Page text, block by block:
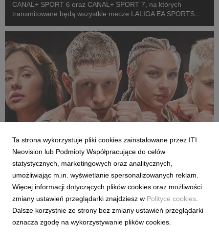
CANAL+ SPORT 6 oraz CANAL+ SPORT 7, na których
transmitowane będą wszystkie mecze LALIGA EA SPORTS.
pierwszej kolejki sezonu 2026/27 ligi hiszpańskiej, po formaln...
SPORT
Pełne walki półfinałowe „Projekt Fighter” już
w serwisie streamingowym CANAL+
29 lipca 2026
W serwisie streamingowym CANAL+ opublikowano dodatkowy,
bonusowy odcinek programu „Projekt Fighter”. Odpowiadając
na oczekiwania fanów MMA, CANAL+ udostępnił pełny
Ta strona wykorzystuje pliki cookies zainstalowane przez ITI
Neovision lub Podmioty Współpracujące do celów
statystycznych, marketingowych oraz analitycznych,
umożliwiając m.in. wyświetlanie spersonalizowanych reklam.
Więcej informacji dotyczących plików cookies oraz możliwości
zmiany ustawień przeglądarki znajdziesz w Polityce cookies
Dalsze korzystnie ze strony bez zmiany ustawień przeglądarki
oznacza zgodę na wykorzystywanie plików cookies.